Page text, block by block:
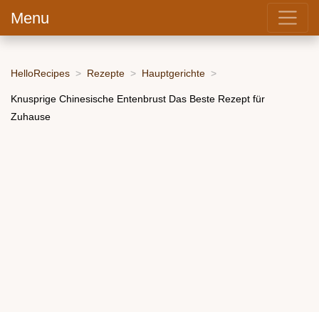
Menu
HelloRecipes Rezepte Hauptgerichte
Knusprige Chinesische Entenbrust Das Beste Rezept für
Zuhause